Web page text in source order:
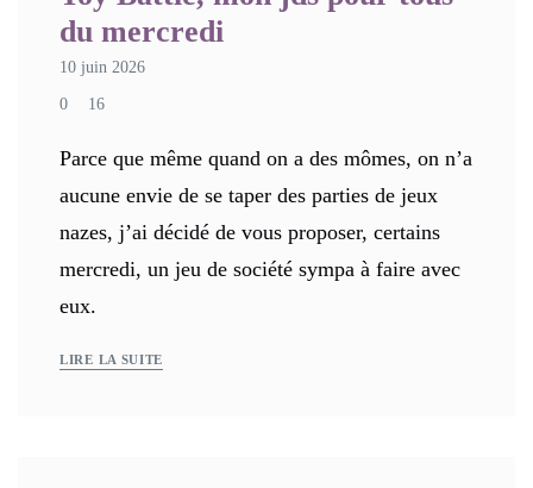
du mercredi
10 juin 2026
0 16
Parce que même quand on a des mômes, on n’a
aucune envie de se taper des parties de jeux
nazes, j’ai décidé de vous proposer, certains
mercredi, un jeu de société sympa à faire avec
eux.
LIRE LA SUITE